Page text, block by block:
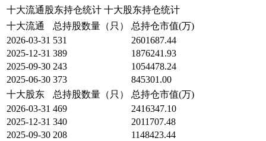
十大流通股东持仓统计 十大股东持仓统计
十大流通
总持股数量（只）
总持仓市值(万)
2026-03-31 531
2601687.44
2025-12-31 389
1876241.93
2025-09-30 243
1054478.24
2025-06-30 373
845301.00
十大股东
总持股数量（只）
总持仓市值(万)
2026-03-31 469
2416347.10
2025-12-31 340
2011707.48
2025-09-30 208
1148423.44